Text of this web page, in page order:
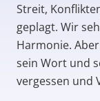
Streit,
geplagt. Wir
Harmonie.
sein Wort und
vergessen und